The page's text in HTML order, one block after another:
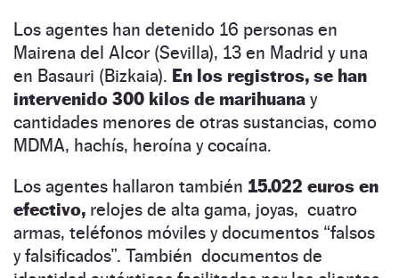
Los agentes han detenido 16 personas en
Mairena del Alcor (Sevilla), 13 en Madrid y una
en Basauri (Bizkaia). En los registros, se han
intervenido 300 kilos de marihuana y
cantidades menores de otras sustancias, como
MDMA, hachís, heroína y cocaína.
Los agentes hallaron también 15.022 euros en
efectivo, relojes de alta gama, joyas, cuatro
armas, teléfonos móviles y documentos “falsos
y falsificados”. También documentos de